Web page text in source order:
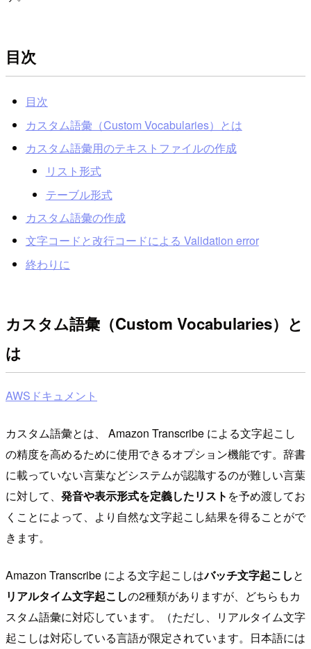
目次
目次
カスタム語彙（Custom Vocabularies）とは
カスタム語彙用のテキストファイルの作成
リスト形式
テーブル形式
カスタム語彙の作成
文字コードと改行コードによる Validation error
終わりに
カスタム語彙（Custom Vocabularies）と
は
AWSドキュメント
カスタム語彙とは、 Amazon Transcribe による文字起こし
の精度を高めるために使用できるオプション機能です。辞書
に載っていない言葉などシステムが認識するのが難しい言葉
に対して、 発音や表示形式を定義したリスト を予め渡してお
くことによって、より自然な文字起こし結果を得ることがで
きます。
Amazon Transcribe による文字起こしはバッチ文字起こしと
リアルタイム文字起こしの2種類がありますが、どちらもカ
スタム語彙に対応しています。（ただし、リアルタイム文字
起こしは対応している言語が限定されています。日本語には